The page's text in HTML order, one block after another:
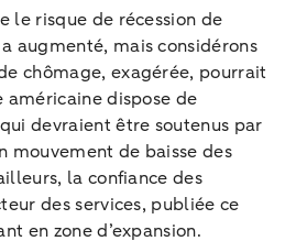
le risque de récession de
augmenté, mais considérons
chômage, exagérée, pourrait
américaine dispose de
devraient être soutenus par
mouvement de baisse des
la confiance des
des services, publiée ce
en zone d’expansion.